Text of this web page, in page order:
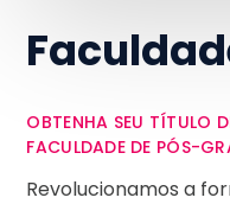
OBTENHA SEU TÍTULO
FACULDADE DE PÓS-
Revolucionamos a